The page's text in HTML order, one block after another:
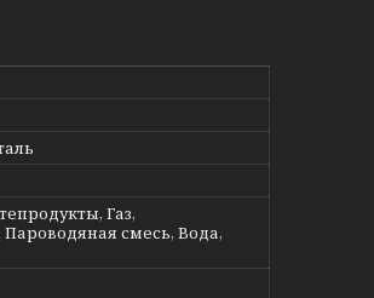
Газ,
Пароводяная смесь, Вода,